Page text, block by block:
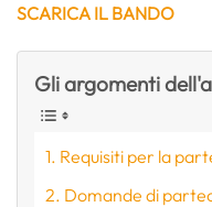
SCARICA IL BANDO
Gli argomenti
Requisiti per la
Domande di